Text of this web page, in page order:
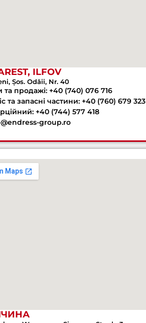
ILFOV
Șos. Odăii, Nr. 40
та продажі: +40 (740) 076 716
та запасні частини: +40 (760) 679 323
+40 (744) 577 418
group.ro